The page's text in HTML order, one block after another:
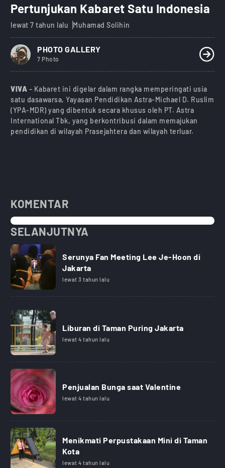
Pertunjukan Kabaret Satu Indonesia
lewat 7 tahun lalu Muhamad Solihin
PHOTO GALLERY
7 Photo
VIVA – Kabaret ini digelar dalam rangka memperingati usia
satu dasawarsa, Yayasan Pendidikan Astra-Michael D. Ruslim
(YPA-MDR) yang dibentuk secara khusus oleh PT. Astra
International Tbk, yang berkontribusi dalam memajukan
pendidikan di wilayah Prasejahtera dan wilayah terluar.
KOMENTAR
SELANJUTNYA
Serunya Fan Meeting Lee Je-Hoon di
Jakarta
lewat 3 tahun lalu
Liburan di Taman Puring Jakarta
lewat 4 tahun lalu
Penjualan Bunga saat Valentine
lewat 4 tahun lalu
Menikmati Perpustakaan Mini di Taman
Kota
lewat 4 tahun lalu